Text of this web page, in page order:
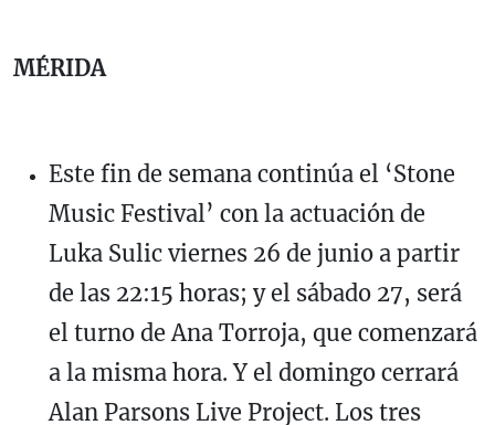
MÉRIDA
Este fin de semana continúa el ‘Stone
Music Festival’ con la actuación de
Luka Sulic viernes 26 de junio a partir
de las 22:15 horas; y el sábado 27, será
el turno de Ana Torroja, que comenzará
a la misma hora. Y el domingo cerrará
Alan Parsons Live Project. Los tres